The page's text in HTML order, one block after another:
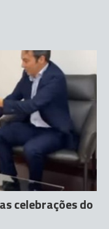
celebrações do